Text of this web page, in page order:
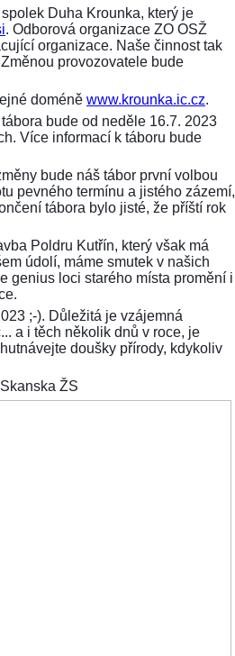
Duha Krounka, který je
. Odborová organizace ZO OSŽ
organizace. Naše činnost tak
provozovatele bude
doméně www.krounka.ic.cz.
bude od neděle 16.7. 2023
Více informací k táboru bude
bude náš tábor první volbou
pevného termínu a jistého zázemí,
tábora bylo jisté, že příští rok
Poldru Kutřín, který však má
údolí, máme smutek v našich
genius loci starého místa promění i
;-). Důležitá je vzájemná
a i těch několik dnů v roce, je
doušky přírody, kdykoliv
ŽS